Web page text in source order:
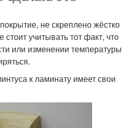
не скреплено жёстко
учитывать тот факт, что
или изменении температуры
к ламинату имеет свои